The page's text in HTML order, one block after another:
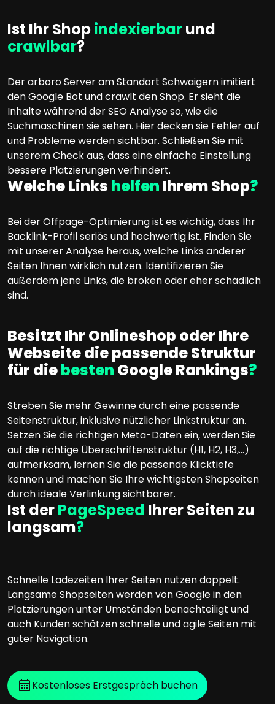
Ist Ihr Shopindexierbarund
crawlbar?
Der arboro Server am Standort Schwaigern imitiert
den Google Bot und crawlt den Shop. Er sieht die
Inhalte während der SEO Analyse so, wie die
Suchmaschinen sie sehen. Hier decken sie Fehler auf
und Probleme werden sichtbar. Schließen Sie mit
unserem Check aus, dass eine einfache Einstellung
bessere Platzierungen verhindert.
Welche Links helfen Ihrem Shop?
Bei der Offpage-Optimierung ist es wichtig, dass Ihr
Backlink-Profil seriös und hochwertig ist. Finden Sie
mit unserer Analyse heraus, welche Links anderer
Seiten Ihnen wirklich nutzen. Identifizieren Sie
außerdem jene Links, die broken oder eher schädlich
sind.
Besitzt Ihr Onlineshop oder Ihre
Webseite die passende Struktur
für diebesten Google Rankings?
Streben Sie mehr Gewinne durch eine passende
Seitenstruktur, inklusive nützlicher Linkstruktur an.
Setzen Sie die richtigen Meta-Daten ein, werden Sie
auf die richtige Überschriftenstruktur (H1, H2, H3,…)
aufmerksam, lernen Sie die passende Klicktiefe
kennen und machen Sie Ihre wichtigsten Shopseiten
durch ideale Verlinkung sichtbarer.
Ist derPageSpeed Ihrer Seiten zu
langsam?
Schnelle Ladezeiten Ihrer Seiten nutzen doppelt.
Langsame Shopseiten werden von Google in den
Platzierungen unter Umständen benachteiligt und
auch Kunden schätzen schnelle und agile Seiten mit
guter Navigation.
Kostenloses Erstgespräch buchen